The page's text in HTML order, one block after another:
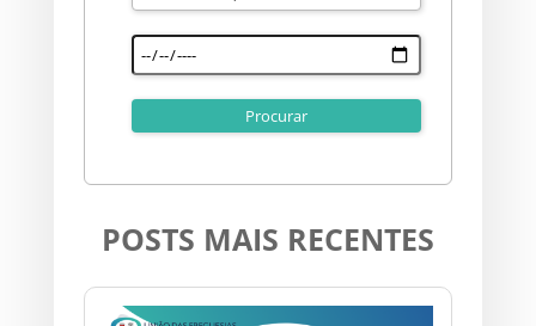
POSTS MAIS RECENTES